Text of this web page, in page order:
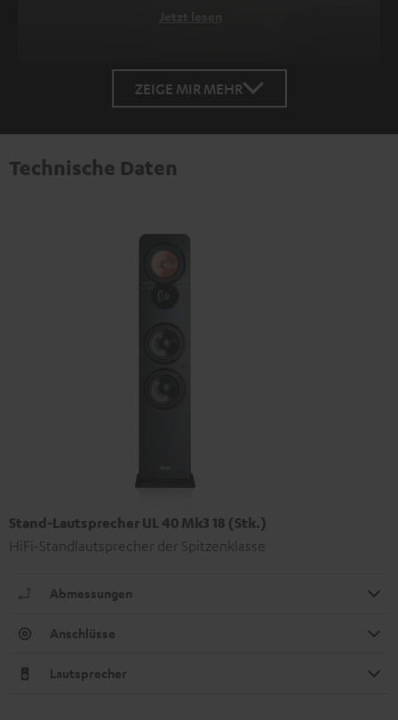
ZEIGE MIR MEHR
Technische Daten
Stand-Lautsprecher UL 40 Mk3 18 (Stk.)
HiFi-Standlautsprecher der Spitzenklasse
Abmessungen
Anschlüsse
Lautsprecher